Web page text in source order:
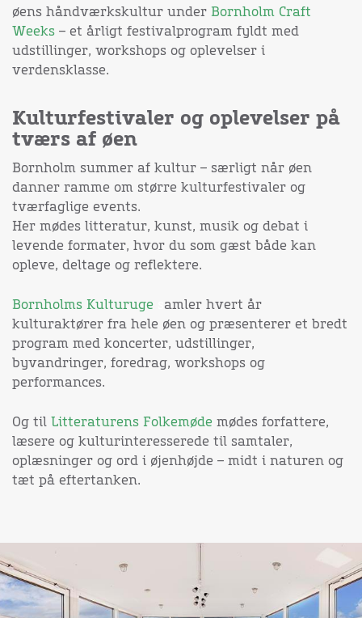
øens håndværkskultur under Bornholm Craft
Weeks – et årligt festivalprogram fyldt med
udstillinger, workshops og oplevelser i
verdensklasse.
Kulturfestivaler og oplevelser på
tværs af øen
Bornholm summer af kultur – særligt når øen
danner ramme om større kulturfestivaler og
tværfaglige events.
Her mødes litteratur, kunst, musik og debat i
levende formater, hvor du som gæst både kan
opleve, deltage og reflektere.
Bornholms Kulturuge
amler hvert år
kulturaktører fra hele øen og præsenterer et bredt
program med koncerter, udstillinger,
byvandringer, foredrag, workshops og
performances.
Og til Litteraturens Folkemøde mødes forfattere,
læsere og kulturinteresserede til samtaler,
oplæsninger og ord i øjenhøjde – midt i naturen og
tæt på eftertanken.